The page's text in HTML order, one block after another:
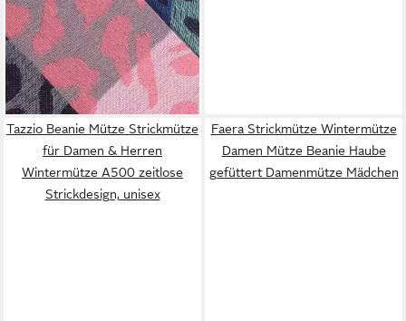
Modeschal Garoa, (1-St), mit
Fransen
27,99 € UVP39,99 €
-30%
lieferbar - in 2-3 Werktagen bei dir
Tazzio Beanie Mütze Strickmütze
für Damen & Herren
Wintermütze A500 zeitlose
Strickdesign, unisex
Faera Strickmütze Wintermütze
Damen Mütze Beanie Haube
gefüttert Damenmütze Mädchen